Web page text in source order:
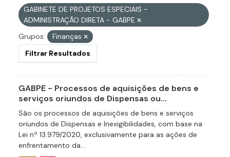
GABINETE DE PROJETOS ESPECIAIS -
ADMINISTRAÇÃO DIRETA - GABPE
Grupos:
Finanças
Filtrar Resultados
GABPE - Processos de aquisições de bens e
serviços oriundos de Dispensas ou...
São os processos de aquisições de bens e serviços
oriundos de Dispensas e Inexigibilidades, com base na
Lei nº 13.979/2020, exclusivamente para as ações de
enfrentamento da...